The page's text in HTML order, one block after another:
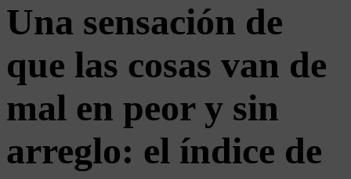
Una sensación de
que las cosas van de
mal en peor y sin
arreglo: el índice de